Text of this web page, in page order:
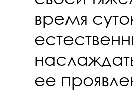
время
ее